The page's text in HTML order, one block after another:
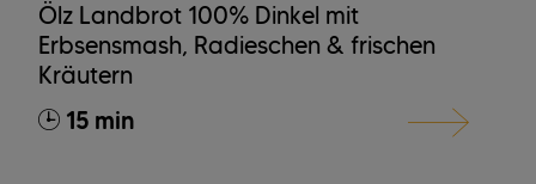
Ölz Landbrot 100% Dinkel mit
Erbsensmash, Radieschen & frischen
Kräutern
15 min